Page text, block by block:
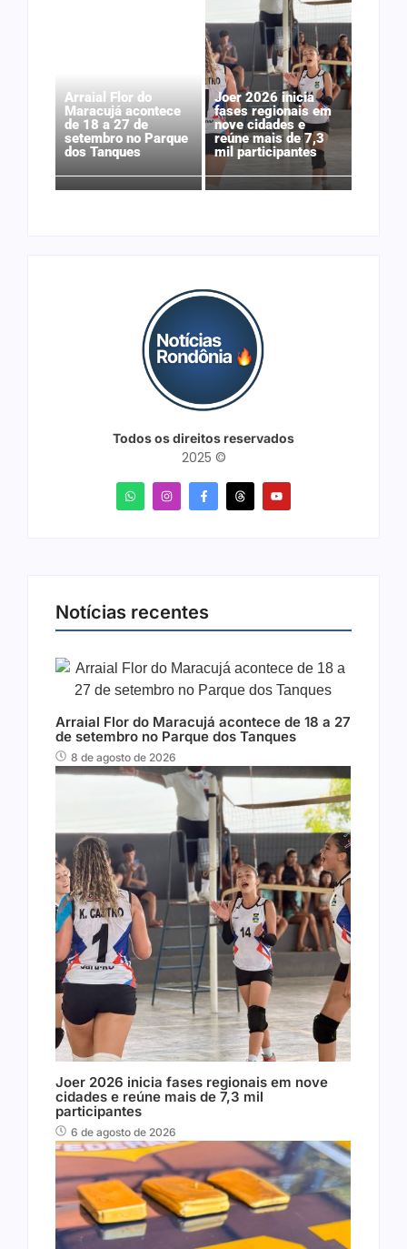
Arraial Flor do
Maracujá acontece
de 18 a 27 de
setembro no Parque
dos Tanques
Joer 2026 inicia
fases regionais em
nove cidades e
reúne mais de 7,3
mil participantes
Todos os direitos reservados
2025 ©
Notícias recentes
Arraial Flor do Maracujá acontece de 18 a 27
de setembro no Parque dos Tanques
8 de agosto de 2026
Joer 2026 inicia fases regionais em nove
cidades e reúne mais de 7,3 mil
participantes
6 de agosto de 2026